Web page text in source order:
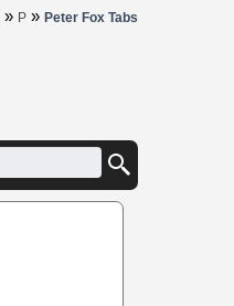
» P » Peter Fox Tabs